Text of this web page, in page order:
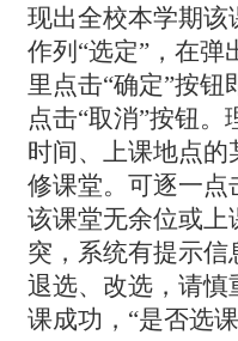
现出全校本学期该
作列“选定”，在弹
里点击“确定”按钮
点击“取消”按钮
时间、上课地点
修课堂。可逐一点
该课堂无余位或上
突，系统有提示
退选、改选，请
课成功，“是否选课